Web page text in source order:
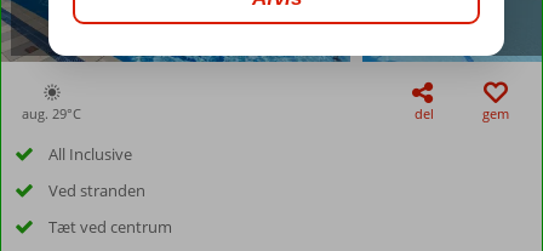
aug. 29°C del gem
All Inclusive
Ved stranden
Tæt ved centrum